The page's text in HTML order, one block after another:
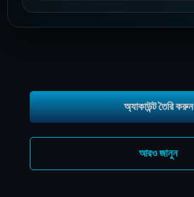
অ্যাকাউন্ট তৈরি করুন
আরও জানুন